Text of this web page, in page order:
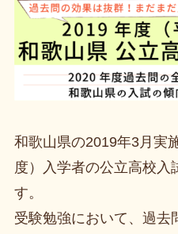
和歌山県の2019年3月実
度）入学者の公立高校入
す。
受験勉強において、過去